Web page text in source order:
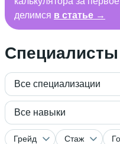
делимся в статье →
Специалисты
Все специализации
Все навыки
Грейд Стаж